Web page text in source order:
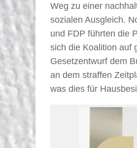
Weg zu einer
sozialen Ausgleich.
und FDP führten die
sich die Koalition auf
Gesetzentwurf dem
an dem straffen
was dies für